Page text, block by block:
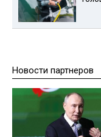
Новости партнеров